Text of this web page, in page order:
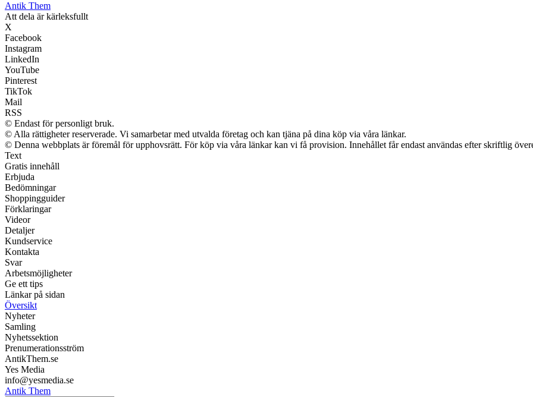
Antik Them
Att dela är kärleksfullt
X
Facebook
Instagram
LinkedIn
YouTube
Pinterest
TikTok
Mail
RSS
© Endast för personligt bruk.
© Alla rättigheter reserverade. Vi samarbetar med utvalda företag och kan tjäna på dina köp via våra länkar.
© Denna webbplats är föremål för upphovsrätt. För köp via våra länkar kan vi få provision. Innehållet får endast användas efter skriftlig
Text
Gratis innehåll
Erbjuda
Bedömningar
Shoppingguider
Förklaringar
Videor
Detaljer
Kundservice
Kontakta
Svar
Arbetsmöjligheter
Ge ett tips
Länkar på sidan
Översikt
Nyheter
Samling
Nyhetssektion
Prenumerationsström
AntikThem.se
Yes Media
info@yesmedia.se
Antik Them